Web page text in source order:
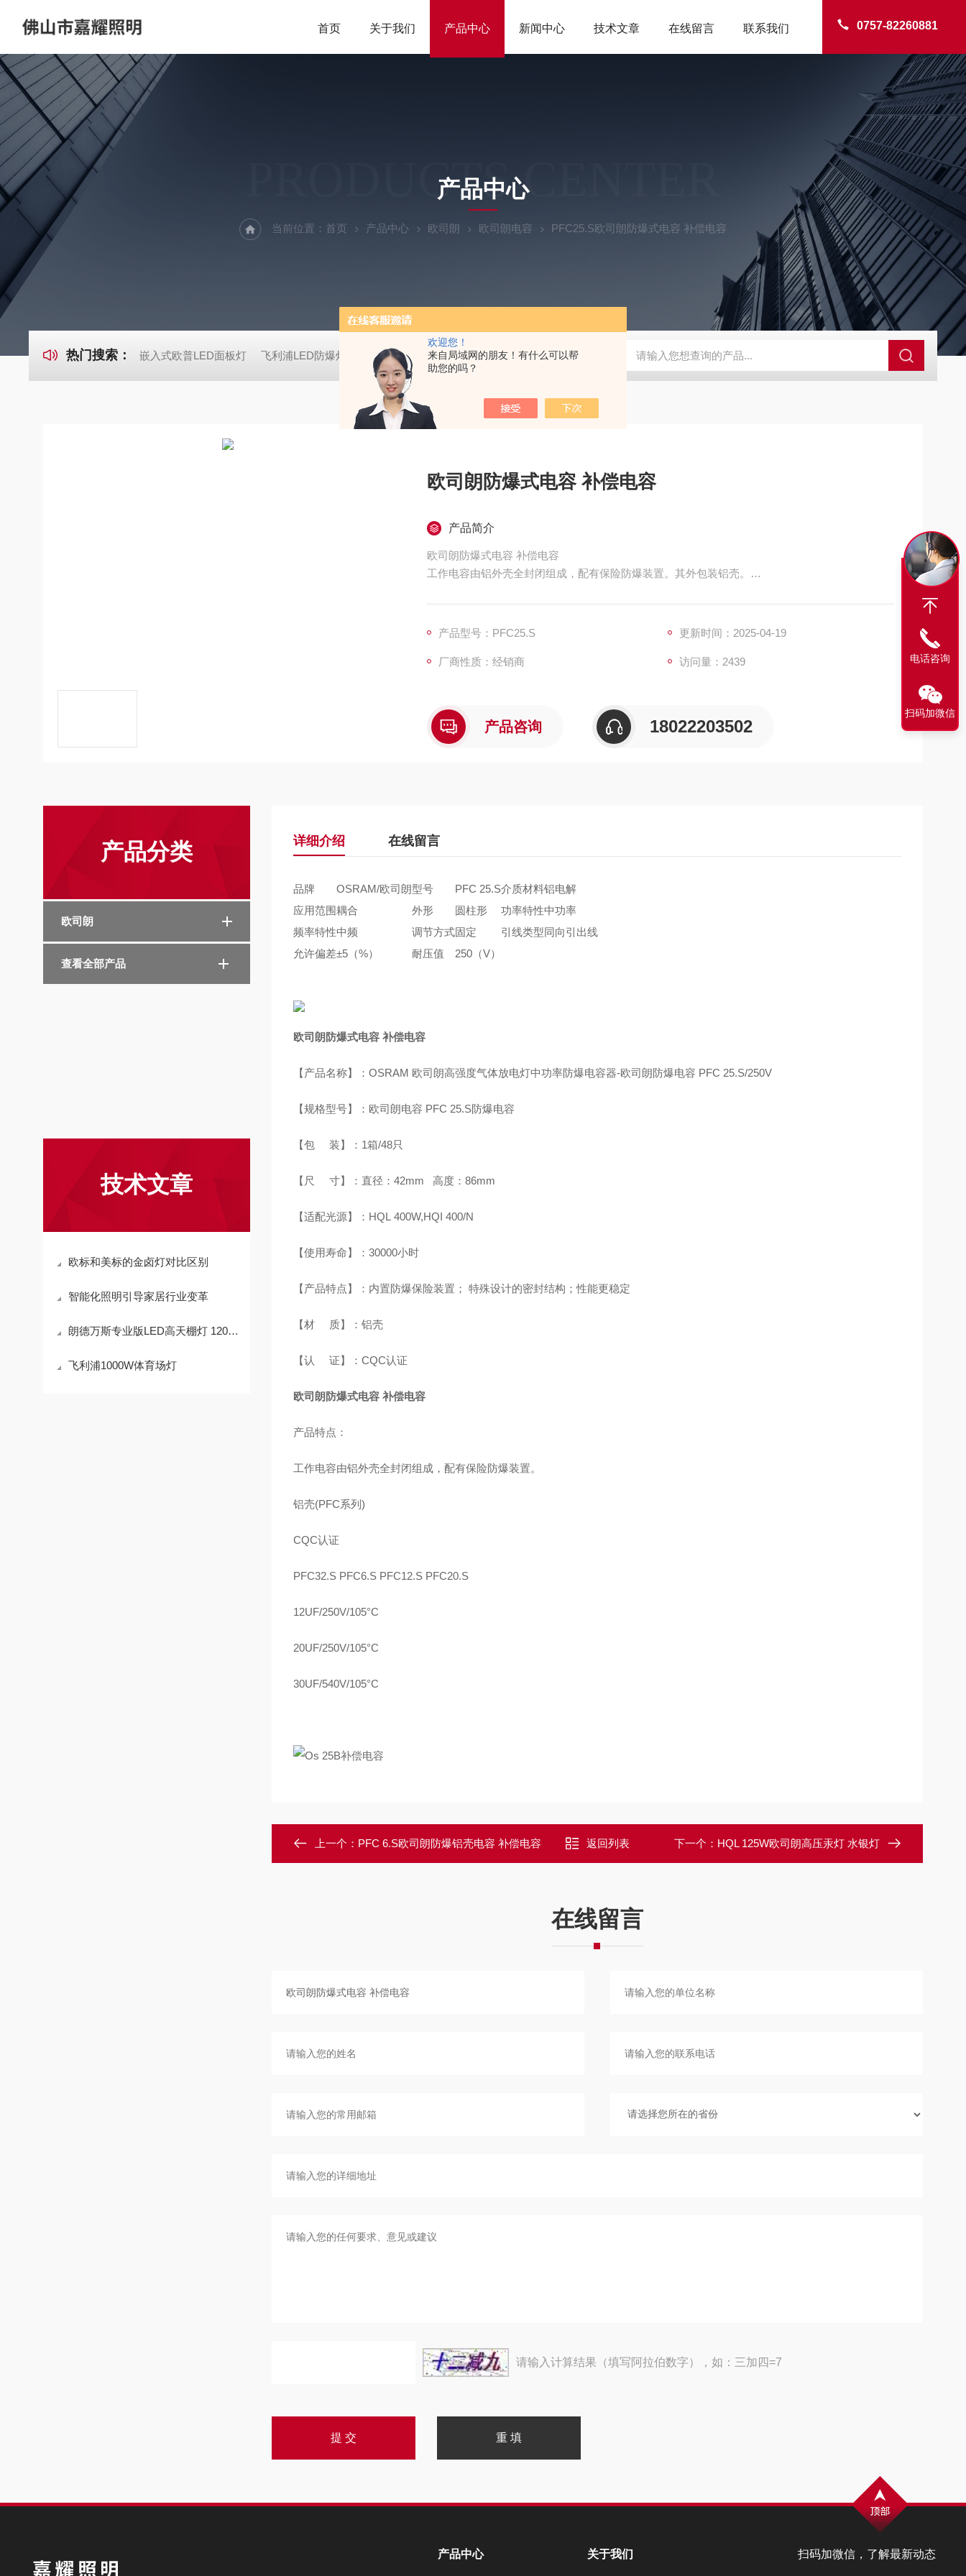
欢迎您！
来自局域网的朋友！有什么可以帮
助您的吗？
0757-82260881
首页 关于我们 产品中心 新闻中心 技术文章 在线留言 联系我们
PRODUCTS CENTER
产品中心
当前位置： 首页 产品中心 欧司朗 欧司朗电容 PFC25.S欧司朗防爆式电容 补偿电容
热门搜索： 嵌入式欧普LED面板灯 飞利浦LED防爆灯 欧司朗LED天棚灯 飞利浦工矿灯 消防应急雷士双头应急灯 LS-ZFZD-E3WSA/XFZ-Y3SSAD 佛山照明LED泛光灯 明欣
欧司朗防爆式电容 补偿电容
产品简介
欧司朗防爆式电容 补偿电容
工作电容由铝外壳全封闭组成，配有保险防爆装置。其外包装铝壳。
产品型号：PFC25.S 更新时间：2025-04-19
厂商性质：经销商 访问量：2439
产品咨询 18022203502
产品分类
欧司朗
查看全部产品
技术文章
欧标和美标的金卤灯对比区别
智能化照明引导家居行业变革
朗德万斯专业版LED高天棚灯 120W 150W 200W
飞利浦1000W体育场灯
详细介绍 在线留言
品牌 OSRAM/欧司朗型号 PFC 25.S介质材料铝电解
应用范围耦合 外形 圆柱形 功率特性中功率
频率特性中频 调节方式固定 引线类型同向引出线
允许偏差±5（%） 耐压值 250（V）
欧司朗防爆式电容 补偿电容
【产品名称】：OSRAM 欧司朗高强度气体放电灯中功率防爆电容器-欧司朗防爆电容 PFC 25.S/250V
【规格型号】：欧司朗电容 PFC 25.S防爆电容
【包 装】：1箱/48只
【尺 寸】：直径：42mm 高度：86mm
【适配光源】：HQL 400W,HQI 400/N
【使用寿命】：30000小时
【产品特点】：内置防爆保险装置； 特殊设计的密封结构；性能更稳定
【材 质】：铝壳
【认 证】：CQC认证
欧司朗防爆式电容 补偿电容
产品特点：
工作电容由铝外壳全封闭组成，配有保险防爆装置。
铝壳(PFC系列)
CQC认证
PFC32.S PFC6.S PFC12.S PFC20.S
12UF/250V/105°C
20UF/250V/105°C
30UF/540V/105°C
上一个： PFC 6.S欧司朗防爆铝壳电容 补偿电容 返回列表 下一个： HQL 125W欧司朗高压汞灯 水银灯
在线留言
请输入计算结果（填写阿拉伯数字），如：三加四=7
扫码加微信，了解最新动态
产品中心 关于我们
电话咨询
扫码加微信